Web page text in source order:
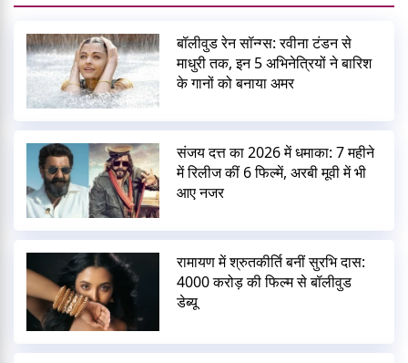
बॉलीवुड रेन सॉन्ग्स: रवीना टंडन से
माधुरी तक, इन 5 अभिनेत्रियों ने बारिश
के गानों को बनाया अमर
संजय दत्त का 2026 में धमाका: 7 महीने
में रिलीज कीं 6 फिल्में, अरबी मूवी में भी
आए नजर
रामायण में श्रुतकीर्ति बनीं सुरभि दास:
4000 करोड़ की फिल्म से बॉलीवुड
डेब्यू